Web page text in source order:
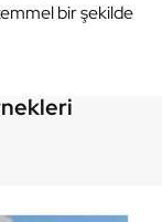
bir şekilde